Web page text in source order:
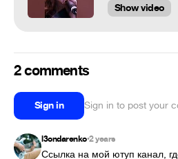
Show video
2 comments
Sign in Sign in to post your
l3ondarenko•2 years
Ссылка на мой ютуп канал,